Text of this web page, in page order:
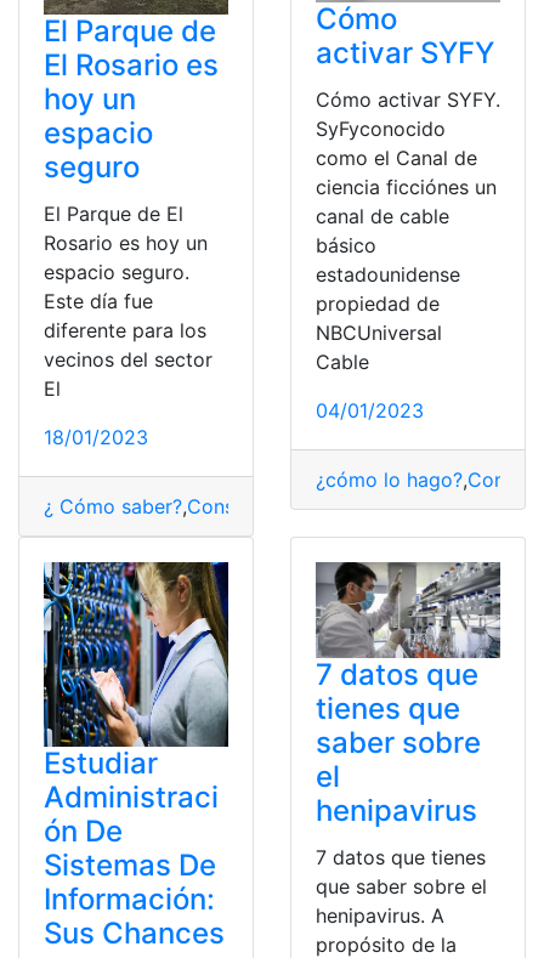
El Parque de
El Rosario es
hoy un
espacio
seguro
El Parque de El
Rosario es hoy un
espacio seguro.
Este día fue
diferente para los
vecinos del sector
El
18/01/2023
¿ Cómo saber?,Consultas Ecuador,Parque Nacional,
Cómo
activar SYFY
Cómo activar SYFY.
SyFyconocido
como el Canal de
ciencia ficciónes un
canal de cable
básico
estadounidense
propiedad de
NBCUniversal
Cable
04/01/2023
¿cómo lo hago?,
Estudiar
Administraci
ón De
Sistemas De
Información:
Sus Chances
7 datos que
tienes que
saber sobre
el
henipavirus
7 datos que tienes
que saber sobre el
henipavirus. A
propósito de la